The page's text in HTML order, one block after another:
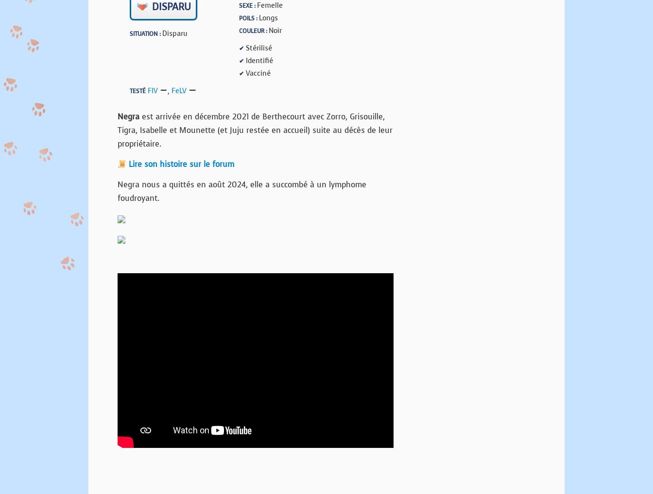
DISPARU
SITUATION : Disparu
SEXE : Femelle
POILS : Longs
COULEUR : Noir
✔ Stérilisé
✔ Identifié
✔ Vacciné
TESTÉ FIV , FeLV
Negra est arrivée en décembre 2021 de Berthecourt avec Zorro, Grisouille,
Tigra, Isabelle et Mounette (et Juju restée en accueil) suite au décès de leur
propriétaire.
Lire son histoire sur le forum
Negra nous a quittés en août 2024, elle a succombé à un lymphome
foudroyant.